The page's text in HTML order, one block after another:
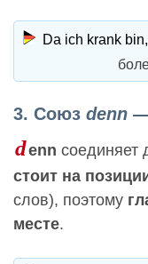
Da ich krank
3. Союз denn —
denn соединяет
стоит на
слов), поэтому
месте.